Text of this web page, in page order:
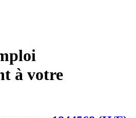
à votre